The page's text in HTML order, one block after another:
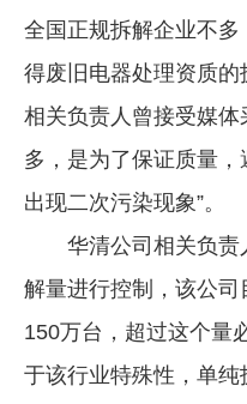
全国正规拆解企业不
得废旧电器处理资质
相关负责人曾接受媒体
多，是为了保证质量
出现二次污染现象”。
华清公司相关负责
解量进行控制，该公
150万台，超过这个量
于该行业特殊性，单